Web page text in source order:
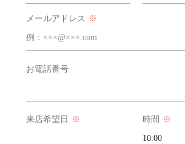
収納力 めっちゃ良い！！ 20 点
メールアドレス ※
お電話番号
来店希望日 ※ 時間 ※